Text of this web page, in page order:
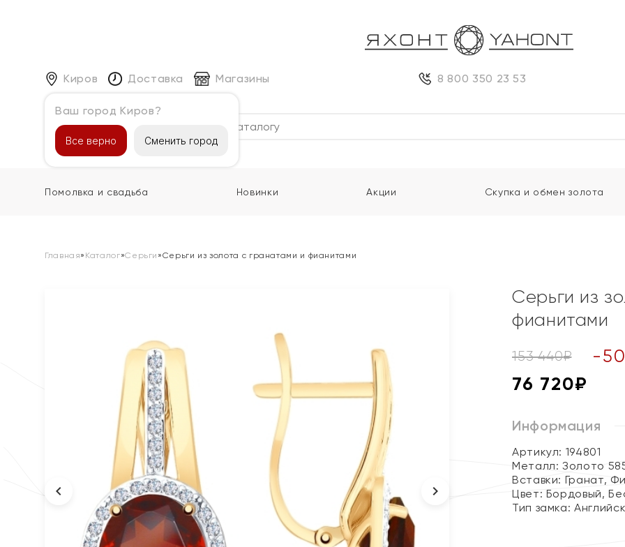
Киров
Ваш город Киров?
Все верно Сменить город
Доставка Магазины 8 800 350 23 53
Каталог
Помолвка и свадьба Новинки Акции Скупка и обмен золота
Главная» Каталог»Серьги »Серьги из золота с гранатами и фианитами
Серьги из
фианитами
153 440₽ -50
76 720₽
Информация
Артикул: 194801
Металл:Золото
Вставки: Гранат,
Цвет: Бордовый,
Тип замка: